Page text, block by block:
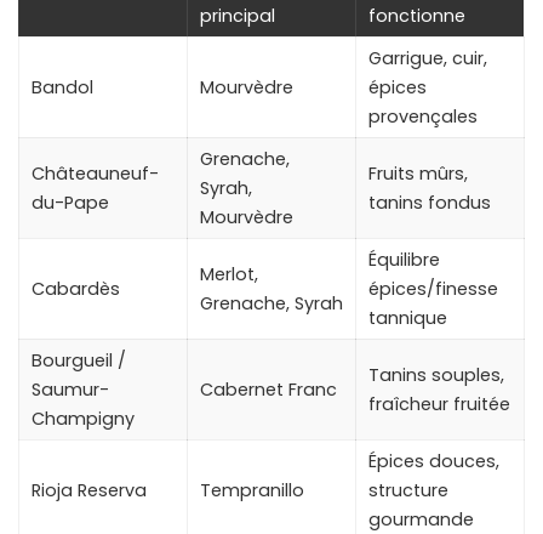
principal
fonctionne
Bandol Mourvèdre
Garrigue, cuir,
épices
provençales
Châteauneuf-
du-Pape
Grenache,
Syrah,
Mourvèdre
Fruits mûrs,
tanins fondus
Cabardès
Merlot,
Grenache, Syrah
Équilibre
épices/finesse
tannique
Bourgueil /
Saumur-
Champigny
Cabernet Franc
Tanins souples,
fraîcheur fruitée
Rioja Reserva Tempranillo
Épices douces,
structure
gourmande